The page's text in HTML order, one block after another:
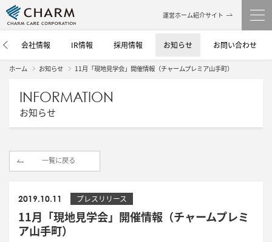
運営ホーム紹介サイト
会社情報 IR情報 採用情報 お知らせ お問い合わせ
ホーム お知らせ 11月「現地見学会」開催情報（チャームプレミア山手町）
INFORMATION
お知らせ
一覧に戻る
2019.10.11 プレスリリース
11月「現地見学会」開催情報（チャームプレミ
ア山手町）